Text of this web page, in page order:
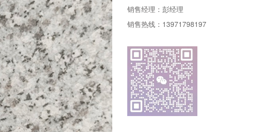
销售经理： 彭经理
销售热线： 13971798197